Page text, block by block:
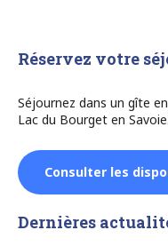
Réservez votre
Séjournez dans un gîte
Lac du Bourget en Savoie.
Consulter les
Dernières